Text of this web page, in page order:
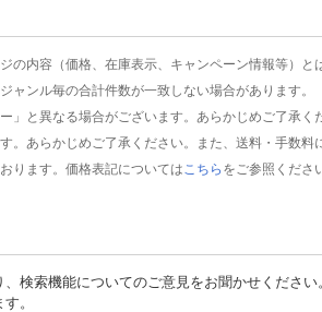
内容（価格、在庫表示、キャンペーン情報等）と
ンル毎の合計件数が一致しない場合があります。
と異なる場合がございます。あらかじめご了承く
あらかじめご了承ください。また、送料・手数料
ります。価格表記については こちら をご参照くださ
検索機能についてのご意見をお聞かせください
。